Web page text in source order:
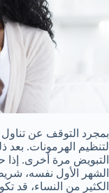
لتنظيم الهرمونات.
التبويض مرة أخرى.
الشهر الأول نفسه،